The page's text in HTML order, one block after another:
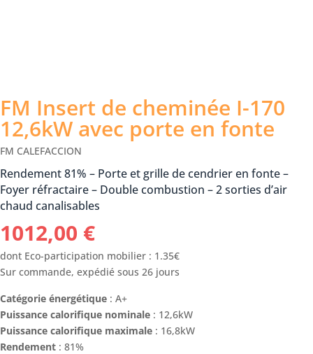
FM Insert de cheminée I-170
12,6kW avec porte en fonte
FM CALEFACCION
Rendement 81% – Porte et grille de cendrier en fonte –
Foyer réfractaire – Double combustion – 2 sorties d’air
chaud canalisables
1012,00 €
dont Eco-participation mobilier : 1.35€
Sur commande, expédié sous 26 jours
Catégorie énergétique : A+
Puissance calorifique nominale : 12,6kW
Puissance calorifique maximale : 16,8kW
Rendement : 81%